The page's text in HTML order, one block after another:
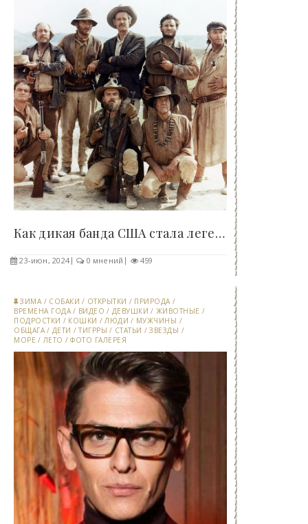
Как дикая банда США стала легендой преступного..
23-июн, 2024 0 мнений 459
ЗИМА / СОБАКИ / ОТКРЫТКИ / ПРИРОДА /
ВРЕМЕНА ГОДА / ВИДЕО / ДЕВУШКИ / ЖИВОТНЫЕ /
ПОДРОСТКИ / КОШКИ / ЛЮДИ / МУЖЧИНЫ /
ОБЩАГА / ДЕТИ /ТИГРРЫ / СТАТЬИ /ЗВЕЗДЫ /
МОРЕ / ЛЕТО /ФОТО ГАЛЕРЕЯ